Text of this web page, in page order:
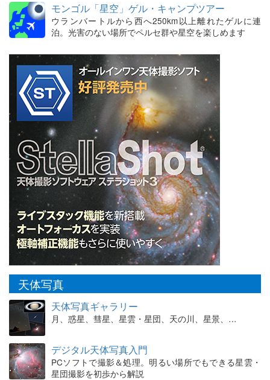
モンゴル「星空」ゲル・キャンプツアー
ウランバートルから西へ250km以上離れたゲルに連
泊。光害のない場所でペルセ群や星空を楽しめます
天体写真
天体写真ギャラリー
月、惑星、彗星、星雲・星団、天の川、星景、…
デジタル天体写真入門
PCソフトで撮影＆処理。明るい場所でもできる星雲・
星団撮影を初歩から解説